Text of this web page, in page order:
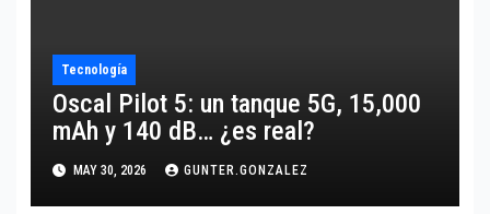
Tecnología
Oscal Pilot 5: un tanque 5G, 15,000
mAh y 140 dB… ¿es real?
MAY 30, 2026 GUNTER.GONZALEZ